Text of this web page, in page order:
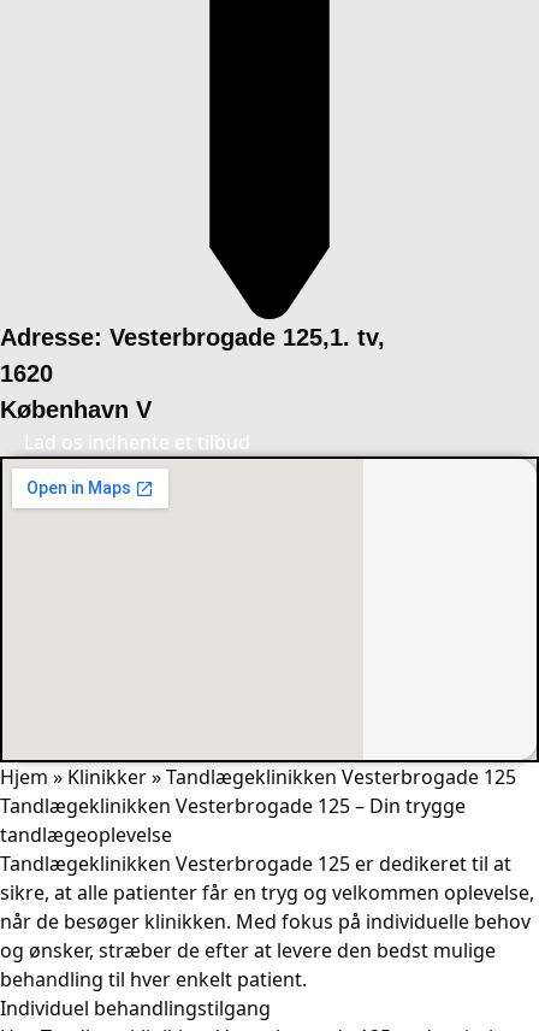
Adresse: Vesterbrogade 125,1. tv,
1620
København V
Lad os indhente et tilbud
Hjem » Klinikker»Tandlægeklinikken Vesterbrogade 125
Tandlægeklinikken Vesterbrogade 125 – Din trygge
tandlægeoplevelse
Tandlægeklinikken Vesterbrogade 125 er dedikeret til at
sikre, at alle patienter får en tryg og velkommen oplevelse,
når de besøger klinikken. Med fokus på individuelle behov
og ønsker, stræber de efter at levere den bedst mulige
behandling til hver enkelt patient.
Individuel behandlingstilgang